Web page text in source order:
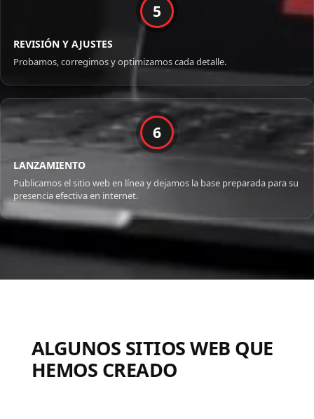
5
REVISIÓN Y AJUSTES
Probamos, corregimos y optimizamos cada detalle.
6
LANZAMIENTO
Publicamos el sitio web en línea y dejamos la base preparada para su
presencia efectiva en internet.
ALGUNOS SITIOS WEB QUE
HEMOS CREADO